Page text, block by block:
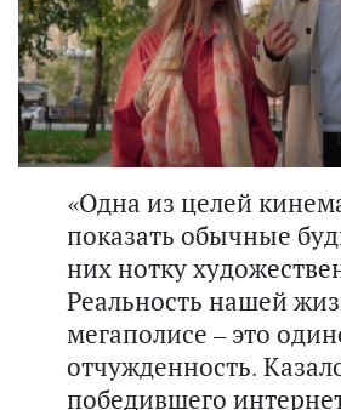
«Одна из целей
показать обычные
них нотку
Реальность нашей
мегаполисе – это
отчужденность.
победившего